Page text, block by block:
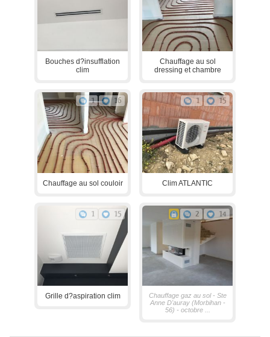
Bouches d?insufflation
clim
Chauffage au sol
dressing et chambre
1 16
Chauffage au sol couloir
1 15
Clim ATLANTIC
1 15
Grille d?aspiration clim
2 14
Chauffage gaz au sol - Ste
Anne D'auray (Morbihan -
56) - octobre ...